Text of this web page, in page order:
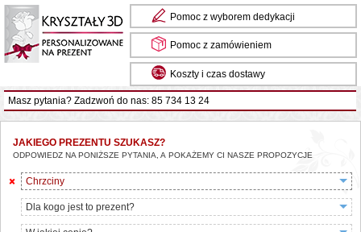
Pomoc z wyborem dedykacji
Pomoc z zamówieniem
Koszty i czas dostawy
Masz pytania? Zadzwoń do nas: 85 734 13 24
JAKIEGO PREZENTU SZUKASZ?
ODPOWIEDZ NA PONIŻSZE PYTANIA, A POKAŻEMY CI NASZE PROPOZYCJE
Chrzciny
Dla kogo jest to prezent?